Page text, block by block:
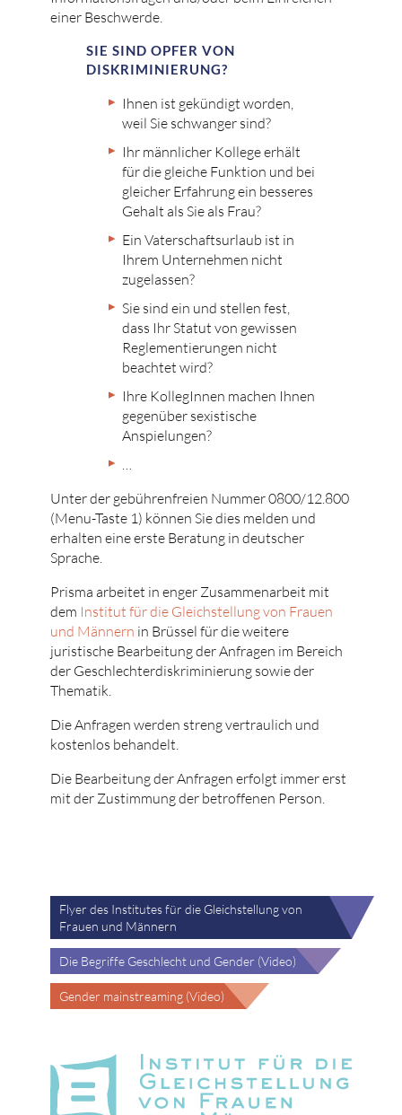
einer Beschwerde.
SIE SIND OPFER VON
DISKRIMINIERUNG?
Ihnen ist gekündigt worden,
weil Sie schwanger sind?
Ihr männlicher Kollege erhält
für die gleiche Funktion und bei
gleicher Erfahrung ein besseres
Gehalt als Sie als Frau?
Ein Vaterschaftsurlaub ist in
Ihrem Unternehmen nicht
zugelassen?
Sie sind ein und stellen fest,
dass Ihr Statut von gewissen
Reglementierungen nicht
beachtet wird?
Ihre KollegInnen machen Ihnen
gegenüber sexistische
Anspielungen?
…
Unter der gebührenfreien Nummer 0800/12.800
(Menu-Taste 1) können Sie dies melden und
erhalten eine erste Beratung in deutscher
Sprache.
Prisma arbeitet in enger Zusammenarbeit mit
dem Institut für die Gleichstellung von Frauen
und Männern in Brüssel für die weitere
juristische Bearbeitung der Anfragen im Bereich
der Geschlechterdiskriminierung sowie der
Thematik.
Die Anfragen werden streng vertraulich und
kostenlos behandelt.
Die Bearbeitung der Anfragen erfolgt immer erst
mit der Zustimmung der betroffenen Person.
Flyer des Institutes für die Gleichstellung von
Frauen und Männern
Die Begriffe Geschlecht und Gender (Video)
Gender mainstreaming (Video)
JURISTISCHE BERATUNG
TRAUMATHERAPIE